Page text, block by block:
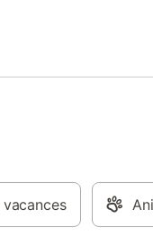
d'une buanderie
central, vous
à proximité de la vie
mais aussi du